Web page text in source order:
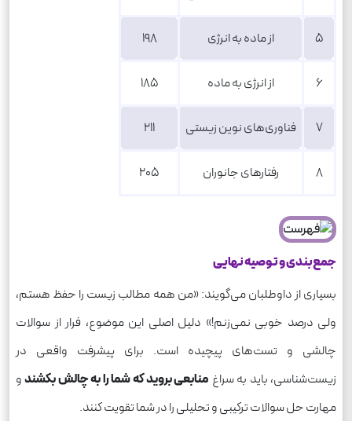
5 از ماده به انرژی 198
6 از انرژی به ماده 185
7 فناوری‌های نوین زیستی 211
8 رفتارهای جانوران 205
جمع‌بندی و توصیه نهایی
بسیاری از داوطلبان می‌گویند: «من همه مطالب زیست را حفظ هستم،
ولی درصد خوبی نمی‌زنم!» دلیل اصلی این موضوع، فرار از سوالات
چالشی و تست‌های پیچیده است. برای پیشرفت واقعی در
زیست‌شناسی، باید به سراغ منابعی بروید که شما را به چالش بکشندو
مهارت حل سوالات ترکیبی و تحلیلی را در شما تقویت کنند.